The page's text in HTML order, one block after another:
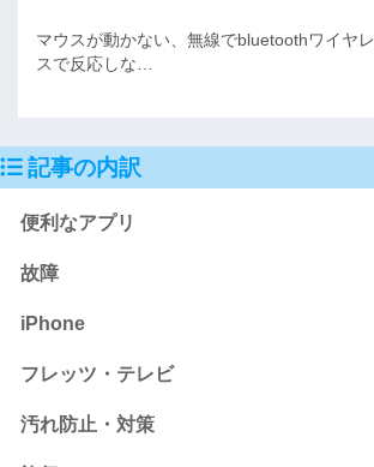
マウスが動かない、無線でbluetoothワイヤレ
スで反応しな…
記事の内訳
便利なアプリ
故障
iPhone
フレッツ・テレビ
汚れ防止・対策